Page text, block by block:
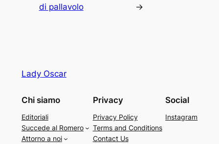
di pallavolo
→
Lady Oscar
Chi siamo
Editoriali
Succede al Romero
Attorno a noi
Privacy
Privacy Policy
Terms and Conditions
Contact Us
Social
Instagram